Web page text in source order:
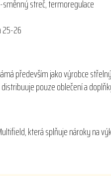
směnný streč, termoregulace
25-26
především jako výrobce
pouze oblečení a
která splňuje nároky na